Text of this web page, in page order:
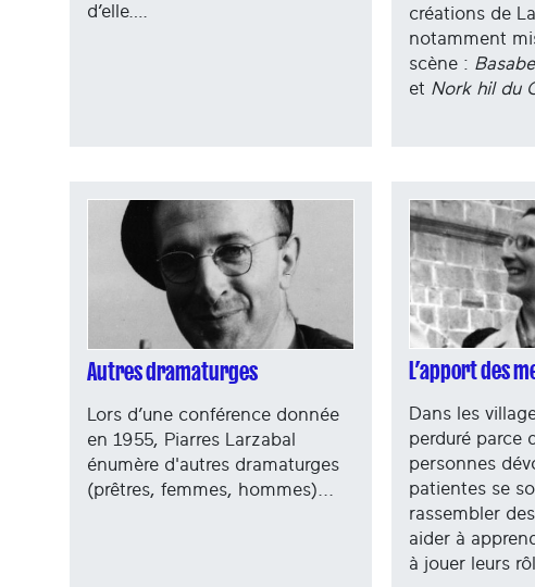
d’elle….
créations de
notamment
scène :
et Nork hil du
Autres dramaturges
Lors d’une conférence donnée
en 1955, Piarres Larzabal
énumère d'autres dramaturges
(prêtres, femmes, hommes)...
L’apport des
Dans les
perduré parce
personnes
patientes se
rassembler
aider à
à jouer leurs